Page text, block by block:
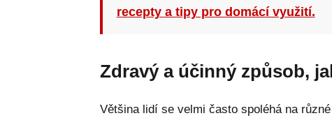
recepty a tipy pro domácí využití.
Zdravý a účinný způsob,
Většina lidí se velmi často spoléhá na